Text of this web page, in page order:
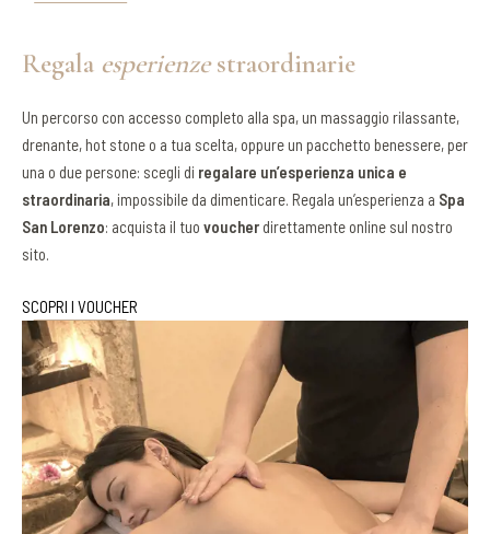
Regala esperienzestraordinarie
Un percorso con accesso completo alla spa, un massaggio rilassante,
drenante, hot stone o a tua scelta, oppure un pacchetto benessere, per
una o due persone: scegli di regalare un’esperienza unica e
straordinaria, impossibile da dimenticare. Regala un’esperienza a Spa
San Lorenzo: acquista il tuo voucher direttamente online sul nostro
sito.
SCOPRI I VOUCHER